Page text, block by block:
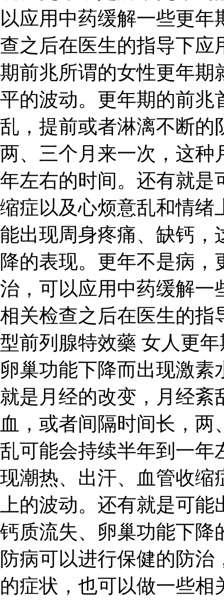
以应用中药缓解一些更
查之后在医生的指导下应
期前兆所谓的女性更年期
平的波动。更年期的前兆
乱，提前或者淋漓不断的
两、三个月来一次，这种
年左右的时间。还有就是
缩症以及心烦意乱和情绪
能出现周身疼痛、缺钙，
降的表现。更年不是病
治，可以应用中药缓解一
相关检查之后在医生的指
型前列腺特效藥 女人更
卵巢功能下降而出现激
就是月经的改变，月经紊
血，或者间隔时间长，
乱可能会持续半年到一年
现潮热、出汗、血管收缩
上的波动。还有就是可
钙质流失、卵巢功能下降
防病可以进行保健的防
的症状，也可以做一些